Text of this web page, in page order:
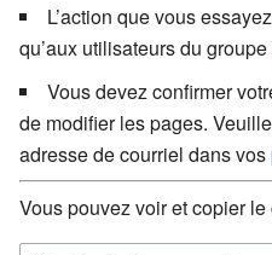
L’action que vous
qu’aux utilisateurs du groupe
Vous devez confirmer
de modifier les pages.
adresse de courriel dans vos
Vous pouvez voir et copier